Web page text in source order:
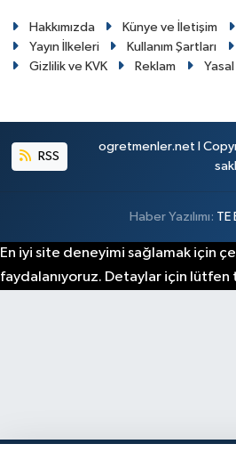
Hakkımızda Künye ve İletişim
Yayın İlkeleri
Kullanım Şartları
Gizlilik ve KVK
Reklam Yasal
RSS
ogretmenler.net I
Haber Yazılımı: TE
En iyi site deneyimi sağlamak için
faydalanıyoruz. Detaylar için lütfen